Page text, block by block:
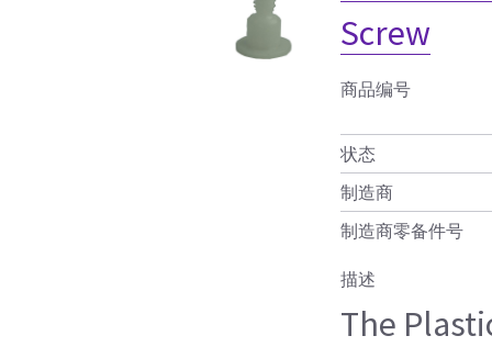
Screw
商品编号
状态
制造商
制造商零备件号
描述
The